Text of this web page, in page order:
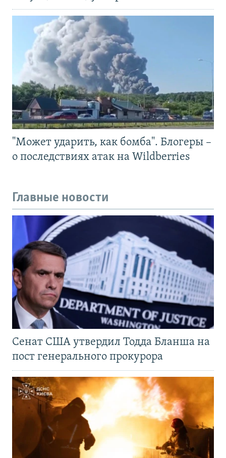
"Может ударить, как бомба". Блогеры –
о последствиях атак на Wildberries
Главные новости
Сенат США утвердил Тодда Бланша на
пост генерального прокурора